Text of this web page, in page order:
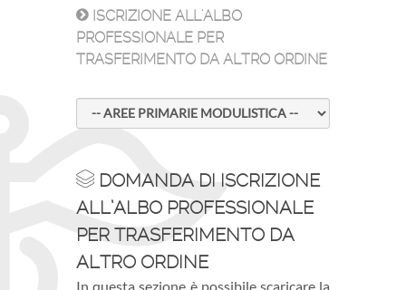
ISCRIZIONE ALL'ALBO
PROFESSIONALE PER
TRASFERIMENTO DA ALTRO ORDINE
DOMANDA DI ISCRIZIONE
ALL’ALBO PROFESSIONALE
PER TRASFERIMENTO DA
ALTRO ORDINE
In questa sezione è possibile scaricare la